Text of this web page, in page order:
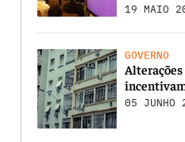
19 MAIO
GOVERNO
05 JUNHO